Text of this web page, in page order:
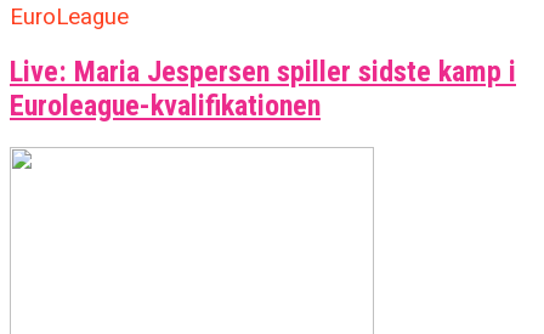
EuroLeague
Live: Maria Jespersen spiller sidste kamp i
Euroleague-kvalifikationen